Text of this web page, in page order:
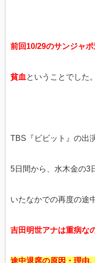
前回10/29のサンジャ
貧血 ということでした。
TBS『ビビット』の出
5日間から、水木金の3
いたなかでの再度の途
吉田明世アナは重病な
途中退席の原因・理由